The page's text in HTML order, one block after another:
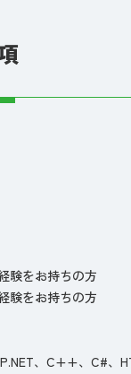
験をお持ちの方
験をお持ちの方
、C++、C#、